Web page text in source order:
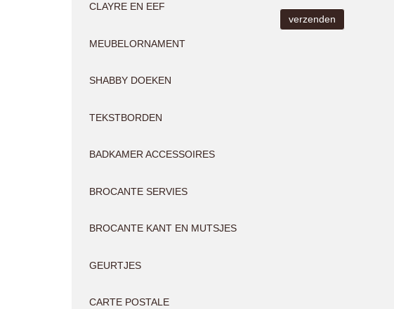
CLAYRE EN EEF
MEUBELORNAMENT
SHABBY DOEKEN
TEKSTBORDEN
BADKAMER ACCESSOIRES
BROCANTE SERVIES
BROCANTE KANT EN MUTSJES
GEURTJES
CARTE POSTALE